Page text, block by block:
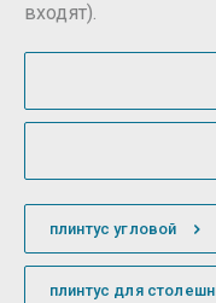
входят).
плинтус угловой
плинтус для